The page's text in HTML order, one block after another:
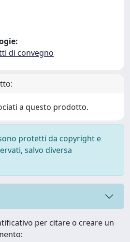
di convegno
a questo prodotto.
protetti da copyright e
salvo diversa
per citare o creare un